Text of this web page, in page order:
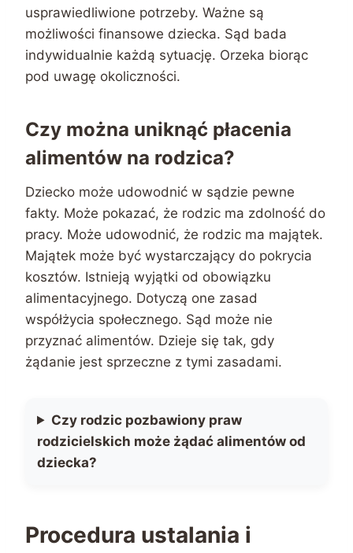
usprawiedliwione potrzeby. Ważne są
możliwości finansowe dziecka. Sąd bada
indywidualnie każdą sytuację. Orzeka biorąc
pod uwagę okoliczności.
Czy można uniknąć płacenia
alimentów na rodzica?
Dziecko może udowodnić w sądzie pewne
fakty. Może pokazać, że rodzic ma zdolność do
pracy. Może udowodnić, że rodzic ma majątek.
Majątek może być wystarczający do pokrycia
kosztów. Istnieją wyjątki od obowiązku
alimentacyjnego. Dotyczą one zasad
współżycia społecznego. Sąd może nie
przyznać alimentów. Dzieje się tak, gdy
żądanie jest sprzeczne z tymi zasadami.
Czy rodzic pozbawiony praw
rodzicielskich może żądać alimentów od
dziecka?
Procedura ustalania i